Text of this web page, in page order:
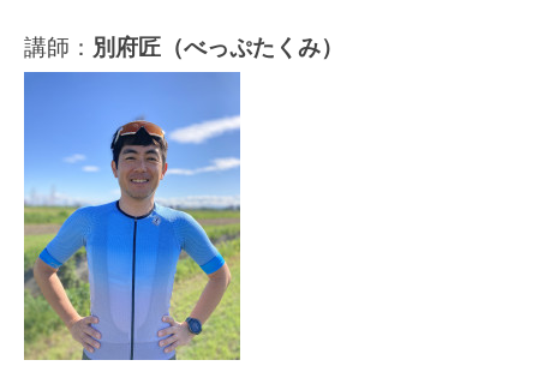
講師： 別府匠（べっぷたくみ）